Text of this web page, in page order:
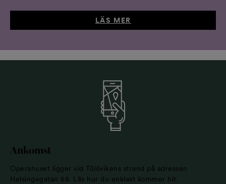
LÄS MER
Ankomst
Operahuset ligger vid Tölövikens strand på adressen
Helsingegatan 58. Läs hur du enklast kommer hit.